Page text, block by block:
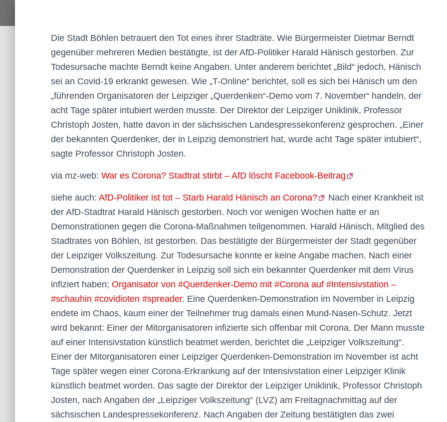
Die Stadt Böhlen betrauert den Tot eines ihrer Stadträte. Wie Bürgermeister Dietmar Berndt
gegenüber mehreren Medien bestätigte, ist der AfD-Politiker Harald Hänisch gestorben. Zur
Todesursache machte Berndt keine Angaben. Unter anderem berichtet „Bild“ jedoch, Hänisch
sei an Covid-19 erkrankt gewesen. Wie „T-Online“ berichtet, soll es sich bei Hänisch um den
„führenden Organisatoren der Leipziger „Querdenken“-Demo vom 7. November“ handeln, der
acht Tage später intubiert werden musste. Der Direktor der Leipziger Uniklinik, Professor
Christoph Josten, hatte davon in der sächsischen Landespressekonferenz gesprochen. „Einer
der bekannten Querdenker, der in Leipzig demonstriert hat, wurde acht Tage später intubiert“,
sagte Professor Christoph Josten.
via mz-web: War es Corona? Stadtrat stirbt – AfD löscht Facebook-Beitrag
siehe auch: AfD-Politiker ist tot – Starb Harald Hänisch an Corona?
Nach einer Krankheit ist
der AfD-Stadtrat Harald Hänisch gestorben. Noch vor wenigen Wochen hatte er an
Demonstrationen gegen die Corona-Maßnahmen teilgenommen. Harald Hänisch, Mitglied des
Stadtrates von Böhlen, ist gestorben. Das bestätigte der Bürgermeister der Stadt gegenüber
der Leipziger Volkszeitung. Zur Todesursache konnte er keine Angabe machen. Nach einer
Demonstration der Querdenker in Leipzig soll sich ein bekannter Querdenker mit dem Virus
infiziert haben; Organisator von #Querdenker-Demo mit #Corona auf #Intensivstation –
#schauhin #covidioten #spreader. Eine Querdenken-Demonstration im November in Leipzig
endete im Chaos, kaum einer der Teilnehmer trug damals einen Mund-Nasen-Schutz. Jetzt
wird bekannt: Einer der Mitorganisatoren infizierte sich offenbar mit Corona. Der Mann musste
auf einer Intensivstation künstlich beatmet werden, berichtet die „Leipziger Volkszeitung“.
Einer der Mitorganisatoren einer Leipziger Querdenken-Demonstration im November ist acht
Tage später wegen einer Corona-Erkrankung auf der Intensivstation einer Leipziger Klinik
künstlich beatmet worden. Das sagte der Direktor der Leipziger Uniklinik, Professor Christoph
Josten, nach Angaben der „Leipziger Volkszeitung“ (LVZ) am Freitagnachmittag auf der
sächsischen Landespressekonferenz. Nach Angaben der Zeitung bestätigten das zwei